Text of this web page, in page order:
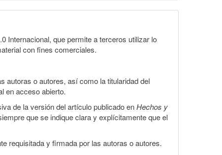
Internacional, que permite a terceros utilizar lo
con fines comerciales.
autoras o autores, así como la titularidad del
en acceso abierto.
de la versión del artículo publicado enHechos y
que se indique clara y explícitamente que el
requisitada y firmada por las autoras o autores.